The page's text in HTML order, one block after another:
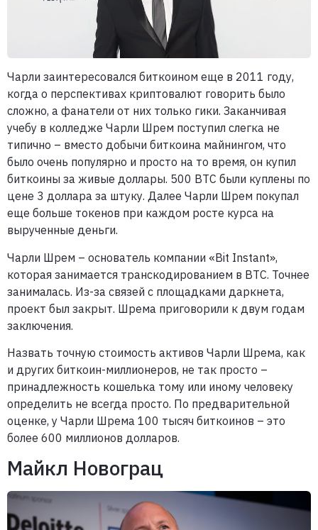
Чарли заинтересовался биткоином еще в 2011 году,
когда о перспективах криптовалют говорить было
сложно, а фанатели от них только гики. Заканчивая
учебу в колледже Чарли Шрем поступил слегка не
типично – вместо добычи биткоина майнингом, что
было очень популярно и просто на то время, он купил
биткоины за живые доллары. 500 BTC были куплены по
цене 3 доллара за штуку. Далее Чарли Шрем покупал
еще больше токенов при каждом росте курса на
вырученные деньги.
Чарли Шрем – основатель компании «Bit Instant»,
которая занимается транскодированием в BTC. Точнее
занималась. Из-за связей с площадками даркнета,
проект был закрыт. Шрема приговорили к двум годам
заключения.
Назвать точную стоимость активов Чарли Шрема, как
и других биткоин-миллионеров, не так просто –
принадлежность кошелька тому или иному человеку
определить не всегда просто. По предварительной
оценке, у Чарли Шрема 100 тысяч биткоинов – это
более 600 миллионов долларов.
Майкл Новограц